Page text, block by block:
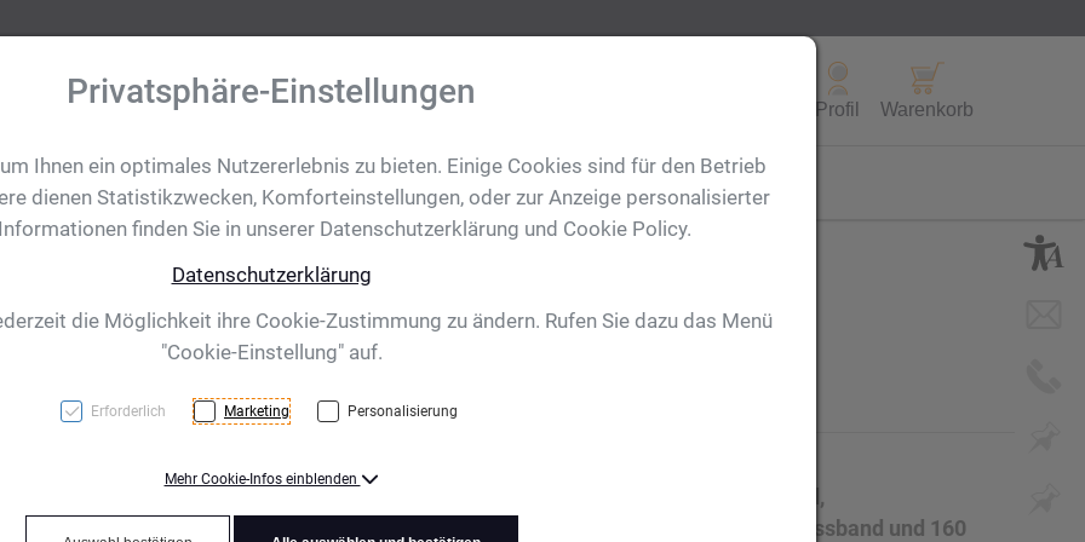
Profil Warenkorb
Ihre Eventanfrage Shop für CH/FL
pink
TOP PRICE! Notizbuch A5 im samtweichen PU-Einband,
Kugelschreiberschlaufe, Lesezeichen, Gummiverschlussband und 160
Privatsphäre-Einstellungen
Ihnen ein optimales Nutzererlebnis zu bieten. Einige Cookies sind für den Betrieb
dienen Statistikzwecken, Komforteinstellungen, oder zur Anzeige personalisierter
finden Sie in unserer Datenschutzerklärung und Cookie Policy.
Datenschutzerklärung
die Möglichkeit ihre Cookie-Zustimmung zu ändern. Rufen Sie dazu das Menü
"Cookie-Einstellung" auf.
Erforderlich Marketing Personalisierung
Mehr Cookie-Infos einblenden